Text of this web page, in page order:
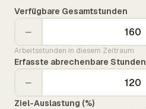
Verfügbare Gesamtstunden
−
Arbeitsstunden in diesem Zeitraum
Erfasste abrechenbare Stunden
−
Ziel-Auslastung (%)